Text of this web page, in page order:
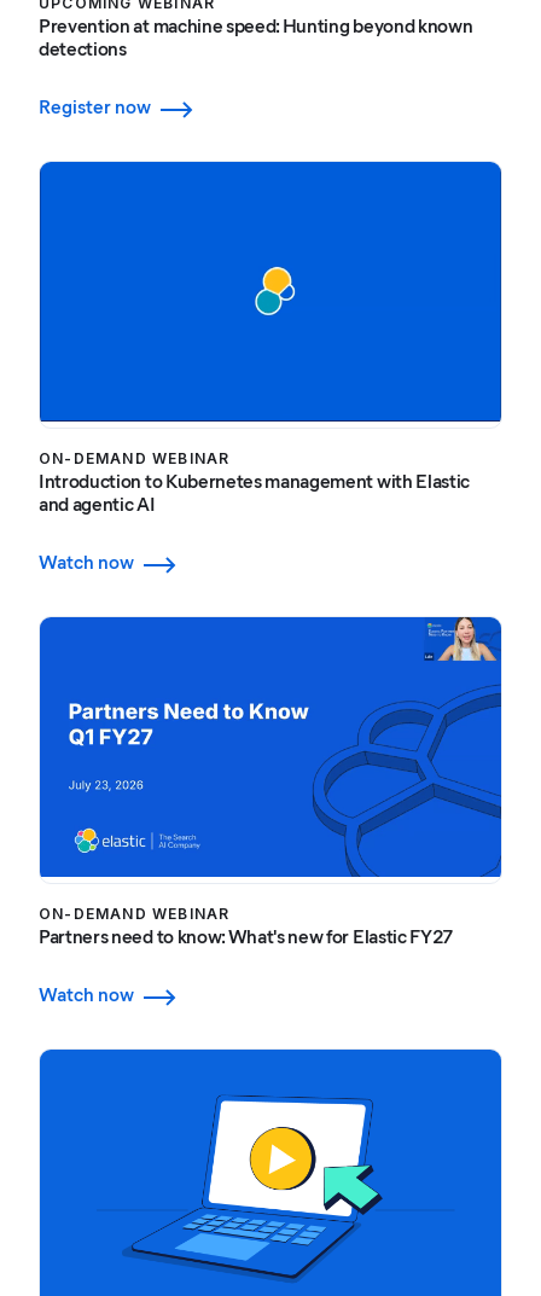
Prevention at machine speed: Hunting beyond known
detections
Register now
ON-DEMAND WEBINAR
Introduction to Kubernetes management with Elastic
and agentic AI
Watch now
ON-DEMAND WEBINAR
Partners need to know: What's new for Elastic FY27
Watch now